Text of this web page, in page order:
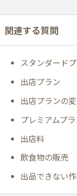
関連する質問
スタンダード
出店プラン
出店プランの
プレミアムプ
出店料
飲食物の販売
出品できない